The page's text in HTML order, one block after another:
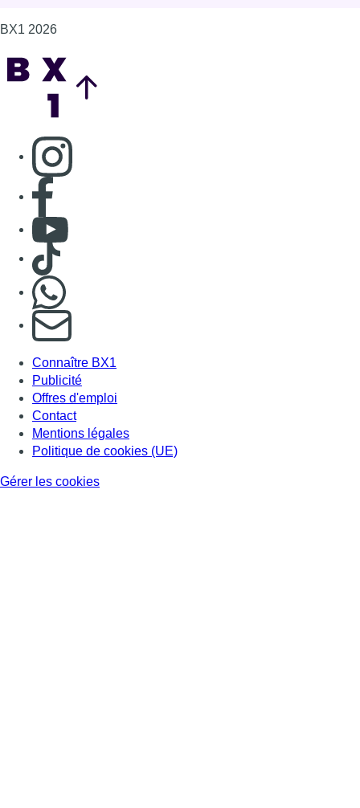
S'abonner à notre newsletter
Connaître BX1
Publicité
Offres d'emploi
Contact
Mentions légales
Politique de cookies (UE)
Gérer les cookies